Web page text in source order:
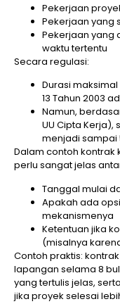
Pekerjaan
Pekerjaan yang
Pekerjaan yang
waktu tertentu
Secara regulasi:
Durasi maksimal
13 Tahun 2003
Namun,
UU Cipta Kerja),
menjadi sampai
Dalam contoh kontrak
perlu sangat jelas
Tanggal mulai
Apakah ada
mekanismenya
Ketentuan jika
(misalnya
Contoh praktis:
lapangan selama 8
yang tertulis jelas,
jika proyek selesai